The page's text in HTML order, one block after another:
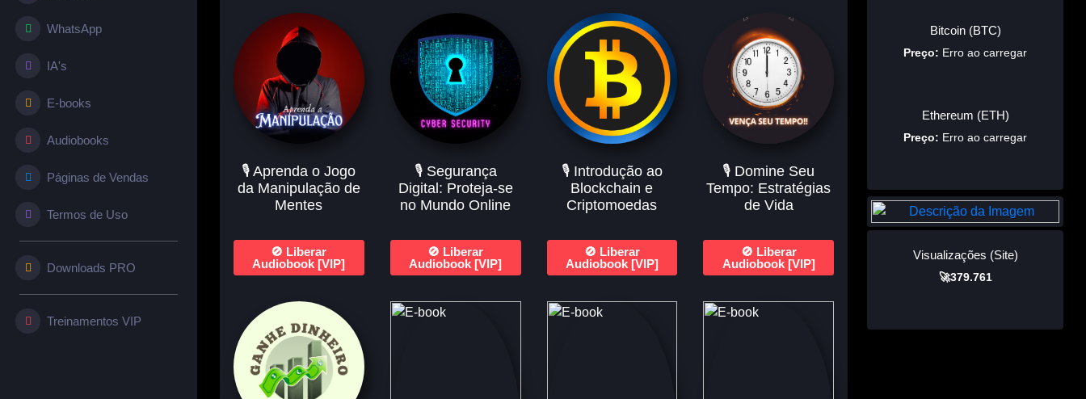
WhatsApp
IA's
E-books
Audiobooks
Páginas de Vendas
Termos de Uso
Downloads PRO
Treinamentos VIP
🎙️ Aprenda o Jogo
da Manipulação de
Mentes
🚫 Liberar
Audiobook [VIP]
🎙️ Segurança
Digital: Proteja-se
no Mundo Online
🚫 Liberar
Audiobook [VIP]
🎙️ Introdução ao
Blockchain e
Criptomoedas
🚫 Liberar
Audiobook [VIP]
🎙️ Domine Seu
Tempo: Estratégias
de Vida
🚫 Liberar
Audiobook [VIP]
Bitcoin (BTC)
Preço: Erro ao carregar
Ethereum (ETH)
Preço: Erro ao carregar
Visualizações (Site)
🚀379.761